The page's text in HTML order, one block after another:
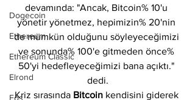
Dogecoin
Ethereum
Ethereum Classic
Elrond
Eos
devamında: "Ancak, Bitcoin% 10'u
yönetir yönetmez, hepimizin% 20'nin
de mümkün olduğunu söyleyeceğimizi
ve sonunda% 100'e gitmeden önce%
50'yi hedefleyeceğimizi bana açıktı."
dedi.
Kriz sırasında Bitcoin kendisini giderek